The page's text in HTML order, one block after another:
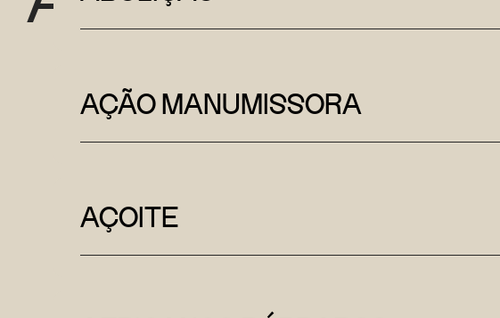
AÇÃO MANUMISSORA
AÇOITE